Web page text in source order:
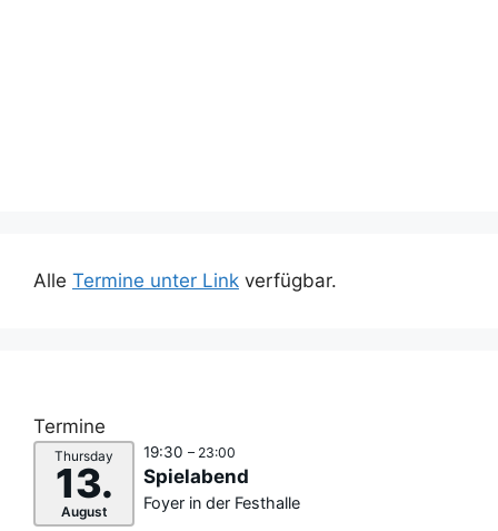
Alle Termine unter Link verfügbar.
Termine
Thursday
13.
August
19:30 – 23:00
Spielabend
Foyer in der Festhalle